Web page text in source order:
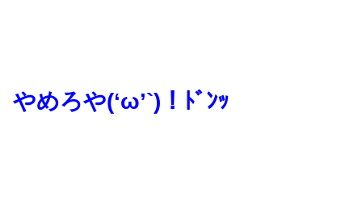
やめろや(‘ω’`)！ﾄﾞﾝｯ